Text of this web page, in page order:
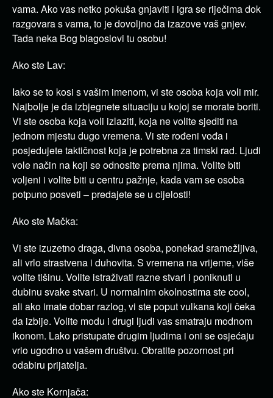
vama. Ako vas netko pokuša gnjaviti i igra se riječima dok
razgovara s vama, to je dovoljno da izazove vaš gnjev.
Tada neka Bog blagoslovi tu osobu!
Ako ste Lav:
Iako se to kosi s vašim imenom, vi ste osoba koja voli mir.
Najbolje je da izbjegnete situaciju u kojoj se morate boriti.
Vi ste osoba koja voli izlaziti, koja ne volite sjediti na
jednom mjestu dugo vremena. Vi ste rođeni vođa i
posjedujete taktičnost koja je potrebna za timski rad. Ljudi
vole način na koji se odnosite prema njima. Volite biti
voljeni i volite biti u centru pažnje, kada vam se osoba
potpuno posveti – predajete se u cijelosti!
Ako ste Mačka:
Vi ste izuzetno draga, divna osoba, ponekad sramežljiva,
ali vrlo strastvena i duhovita. S vremena na vrijeme, više
volite tišinu. Volite istraživati razne stvari i poniknuti u
dubinu svake stvari. U normalnim okolnostima ste cool,
ali ako imate dobar razlog, vi ste poput vulkana koji čeka
da izbije. Volite modu i drugi ljudi vas smatraju modnom
ikonom. Lako pristupate drugim ljudima i oni se osjećaju
vrlo ugodno u vašem društvu. Obratite pozornost pri
odabiru prijatelja.
Ako ste Kornjača: